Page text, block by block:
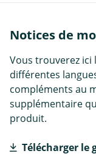
Notices de
Vous trouverez ici
différentes
compléments au
supplémentaire
produit.
Télécharger le